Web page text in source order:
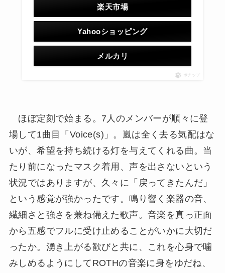
楽天市場
Yahooショッピング
メルカリ
ポチップ
ほぼ定刻で始まる。7人のメンバーが順々に登
場して1曲目「Voice(s)」。嵐は全く去る気配はな
いが、希望を持ち続ける灯を与えてくれる曲。当
たり前になったマスク着用、声を出さないという
状況ではありますが、久々に「戻ってきたんだ」
という感覚が強かったです。鳴り響く楽器の音、
繊細さと強さを兼ね備えた歌声。音楽を真っ正面
から五感でフルに受け止めることがいかに大切だ
ったか。湧き上がる歓びと共に、これを心身で噛
みしめるようにしてROTHの音楽に身をゆだね、